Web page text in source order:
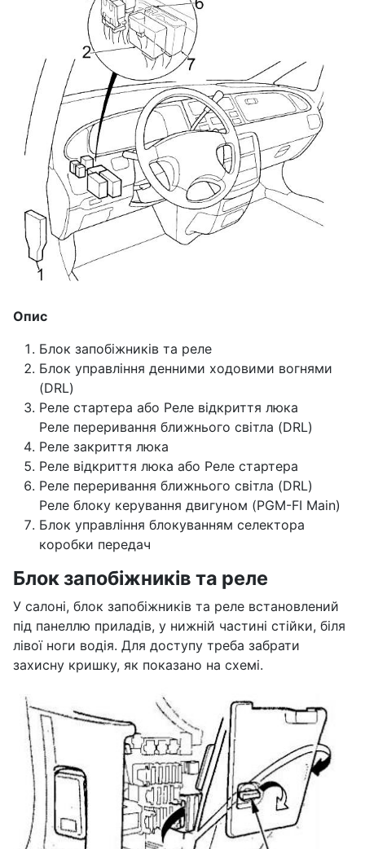
Опис
Блок запобіжників та реле
Блок управління денними ходовими вогнями
(DRL)
Реле стартера або Реле відкриття люка
Реле переривання ближнього світла (DRL)
Реле закриття люка
Реле відкриття люка або Реле стартера
Реле переривання ближнього світла (DRL)
Реле блоку керування двигуном (PGM-FI Main)
Блок управління блокуванням селектора
коробки передач
Блок запобіжників та реле
У салоні, блок запобіжників та реле встановлений
під панеллю приладів, у нижній частині стійки, біля
лівої ноги водія. Для доступу треба забрати
захисну кришку, як показано на схемі.